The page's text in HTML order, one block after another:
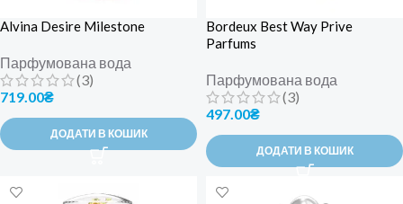
Alvina Desire Milestone
Парфумована вода
(3)
719.00₴
ДОДАТИ В КОШИК
Bordeux Best Way Prive
Parfums
Парфумована вода
(3)
497.00₴
ДОДАТИ В КОШИК